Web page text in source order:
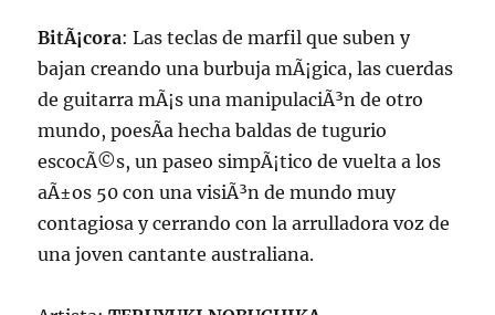
BitÃ¡cora: Las teclas de marfil que suben y
bajan creando una burbuja mÃ¡gica, las cuerdas
de guitarra mÃ¡s una manipulaciÃ³n de otro
mundo, poesÃ­a hecha baldas de tugurio
escocÃ©s, un paseo simpÃ¡tico de vuelta a los
aÃ±os 50 con una visiÃ³n de mundo muy
contagiosa y cerrando con la arrulladora voz de
una joven cantante australiana.